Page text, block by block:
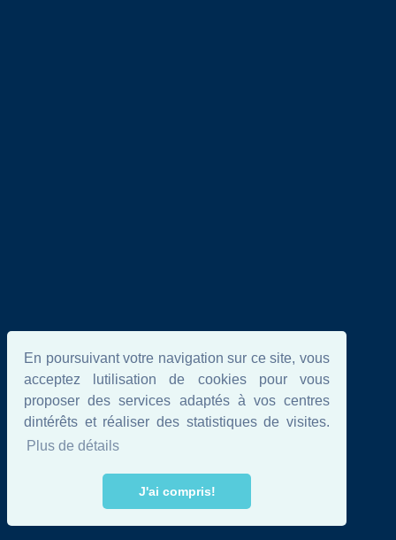
En poursuivant votre navigation sur ce site, vous
acceptez lutilisation de cookies pour vous
proposer des services adaptés à vos centres
dintérêts et réaliser des statistiques de visites.
Plus de détails
J'ai compris!